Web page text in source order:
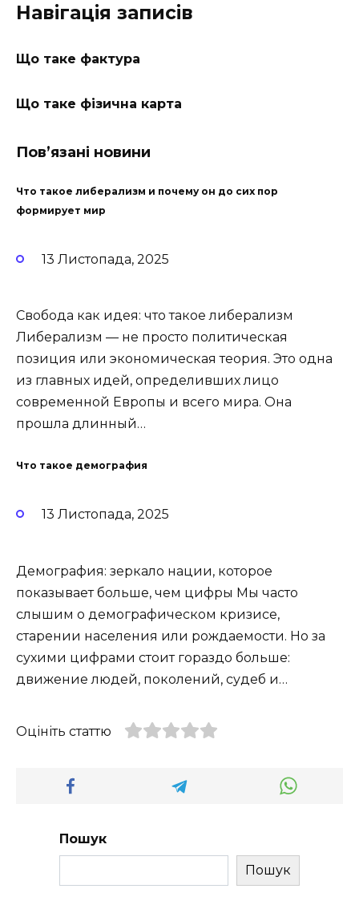
Навігація записів
Що таке фактура
Що таке фізична карта
Пов’язані новини
Что такое либерализм и почему он до сих пор
формирует мир
13 Листопада, 2025
Свобода как идея: что такое либерализм
Либерализм — не просто политическая
позиция или экономическая теория. Это одна
из главных идей, определивших лицо
современной Европы и всего мира. Она
прошла длинный…
Что такое демография
13 Листопада, 2025
Демография: зеркало нации, которое
показывает больше, чем цифры Мы часто
слышим о демографическом кризисе,
старении населения или рождаемости. Но за
сухими цифрами стоит гораздо больше:
движение людей, поколений, судеб и…
Оцініть статтю
Пошук
Пошук